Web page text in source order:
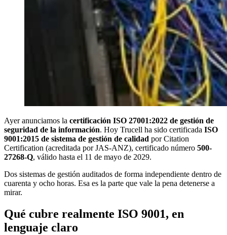
Ayer anunciamos la certificación ISO 27001:2022 de gestión de
seguridad de la información. Hoy Trucell ha sido certificada ISO
9001:2015 de sistema de gestión de calidad por Citation
Certification (acreditada por JAS-ANZ), certificado número 500-
27268-Q, válido hasta el 11 de mayo de 2029.
Dos sistemas de gestión auditados de forma independiente dentro de
cuarenta y ocho horas. Esa es la parte que vale la pena detenerse a
mirar.
Qué cubre realmente ISO 9001, en
lenguaje claro